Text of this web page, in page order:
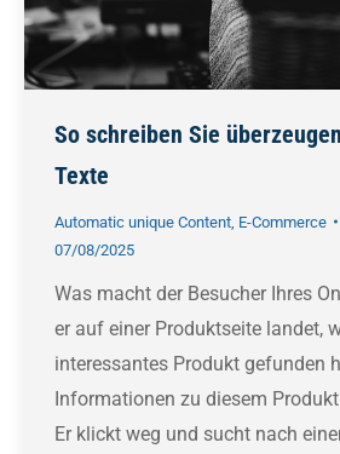
So schreiben Sie
Texte
Automatic unique Content E-Commerce
07/08/2025
Was macht der Besucher Ihres
er auf einer Produktseite landet,
interessantes Produkt gefunden
Informationen zu diesem
Er klickt weg und sucht nach